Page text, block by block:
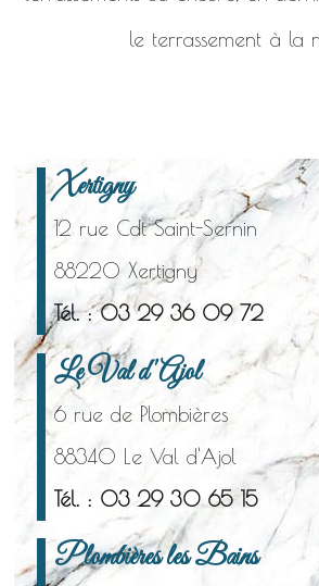
le terrassement à la
Xertigny
12 rue Cdt Saint-Sernin
88220 Xertigny
Tél. : 03 29 36 09 72
Le Val d'Ajol
6 rue de Plombières
88340 Le Val d'Ajol
Tél. : 03 29 30 65 15
Plombières les Bains